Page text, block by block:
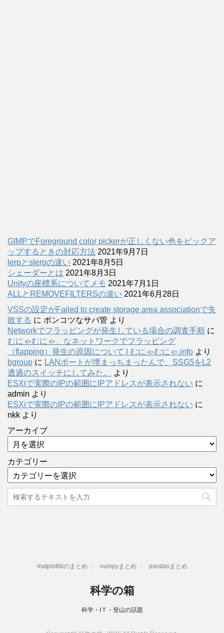
GIMPでForeground color pickerが正しくない色をピックア
ップするときの対応方法 2021年9月7日
lerpとslerpの違い 2021年8月5日
シェーダーとは 2021年8月3日
Unityの座標系についてメモ 2021年7月1日
ALLとREMOVEFILTERSの違い 2021年6月28日
VSSの設定がFailed to create storage area associationで失
敗する に ポンコツなサバ管 より
Networkでフラッピングが発生している場合の調査手順 に
むにゃむにゃ、なネットワークでフラッピング
（flapping）発生の原因について | むにゃむにゃ.info より
bgroup に LANポートが埋まっちまったんで、SSG5をL2
透過のスイッチにしてみた。
より
ESXiで実際のIPの範囲にIPアドレスが表示されない に
admin より
ESXiで実際のIPの範囲にIPアドレスが表示されない に
nkk より
アーカイブ
カテゴリー
matplotlibのまとめ numpyまとめ pandasまとめ
科学の箱
科学・IＴ・登山の話題